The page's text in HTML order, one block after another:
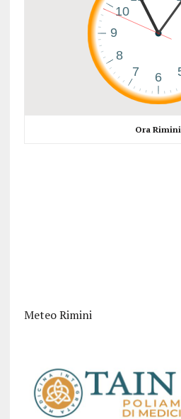
Ora Rimini
Meteo Rimini